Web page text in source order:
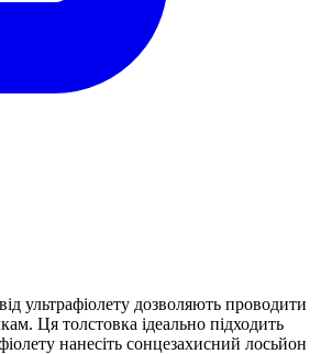
ультрафіолету дозволяють проводити
Ця толстовка ідеально підходить
нанесіть сонцезахисний лосьйон